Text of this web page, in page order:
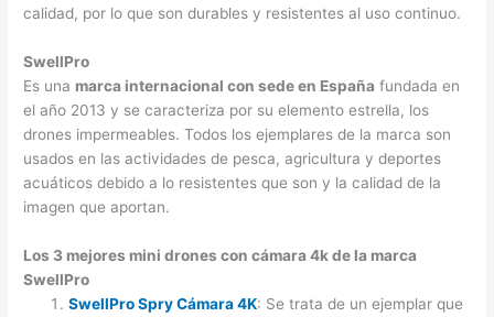
calidad, por lo que son durables y resistentes al uso continuo.
SwellPro
Es una marca internacional con sede en España fundada en
el año 2013 y se caracteriza por su elemento estrella, los
drones impermeables. Todos los ejemplares de la marca son
usados en las actividades de pesca, agricultura y deportes
acuáticos debido a lo resistentes que son y la calidad de la
imagen que aportan.
Los 3 mejores mini drones con cámara 4k de la marca
SwellPro
SwellPro Spry Cámara 4K: Se trata de un ejemplar que